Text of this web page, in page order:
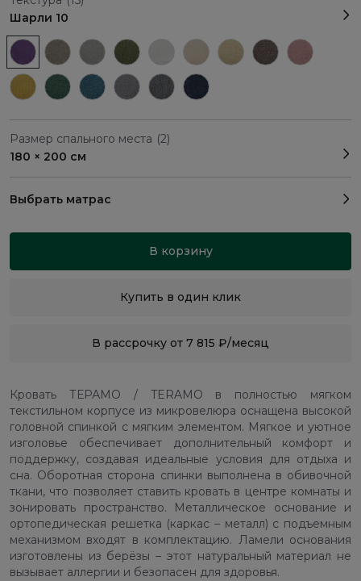
Шарли 10
Размер спального места (2)
180 × 200 см
Выбрать матрас
В корзину
Купить в один клик
В рассрочку от 7 815 ₽/месяц
Кровать ТЕРАМО / TERAMO в полностью мягком
текстильном корпусе из микровелюра оснащена высокой
головной спинкой с мягким элементом. Мягкое и уютное
изголовье обеспечивает дополнительный комфорт и
поддержку, создавая идеальные условия для отдыха и
сна. Оборотная сторона спинки выполнена в обивочной
ткани, что позволяет ставить кровать в центре комнаты и
зонировать пространство. Металлическое основание и
ортопедическая решетка (каркас – металл) с подъемным
механизмом входят в комплектацию. Ламели основания
изготовлены из берёзы – этот натуральный материал не
вызывает аллергии и безопасен для здоровья.